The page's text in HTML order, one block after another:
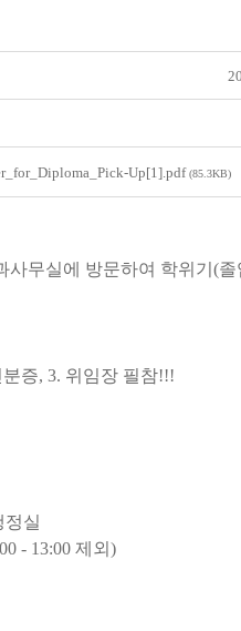
Up[1].pdf(85.3KB)
사무실에 방문하여 학위기(졸
증, 3. 위임장 필참!!!
정실
- 13:00 제외)